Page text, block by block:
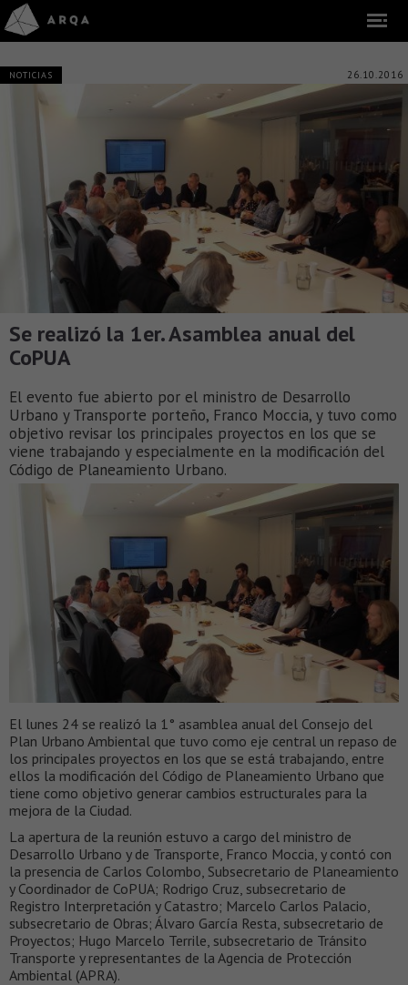
NOTICIAS 26.10.2016
Se realizó la 1er. Asamblea anual del
CoPUA
El evento fue abierto por el ministro de Desarrollo
Urbano y Transporte porteño, Franco Moccia, y tuvo como
objetivo revisar los principales proyectos en los que se
viene trabajando y especialmente en la modificación del
Código de Planeamiento Urbano.
El lunes 24 se realizó la 1° asamblea anual del Consejo del
Plan Urbano Ambiental que tuvo como eje central un repaso de
los principales proyectos en los que se está trabajando, entre
ellos la modificación del Código de Planeamiento Urbano que
tiene como objetivo generar cambios estructurales para la
mejora de la Ciudad.
La apertura de la reunión estuvo a cargo del ministro de
Desarrollo Urbano y de Transporte, Franco Moccia, y contó con
la presencia de Carlos Colombo, Subsecretario de Planeamiento
y Coordinador de CoPUA; Rodrigo Cruz, subsecretario de
Registro Interpretación y Catastro; Marcelo Carlos Palacio,
subsecretario de Obras; Álvaro García Resta, subsecretario de
Proyectos; Hugo Marcelo Terrile, subsecretario de Tránsito
Transporte y representantes de la Agencia de Protección
Ambiental (APRA).